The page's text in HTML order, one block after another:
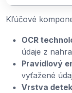
Kľúčové
OCR
údaje z
Pravidlový
vyťažené
Vrstva